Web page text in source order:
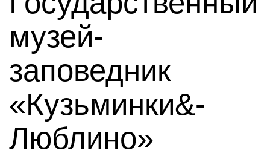
музей-
заповедник
«Кузьминки&-
Люблино»